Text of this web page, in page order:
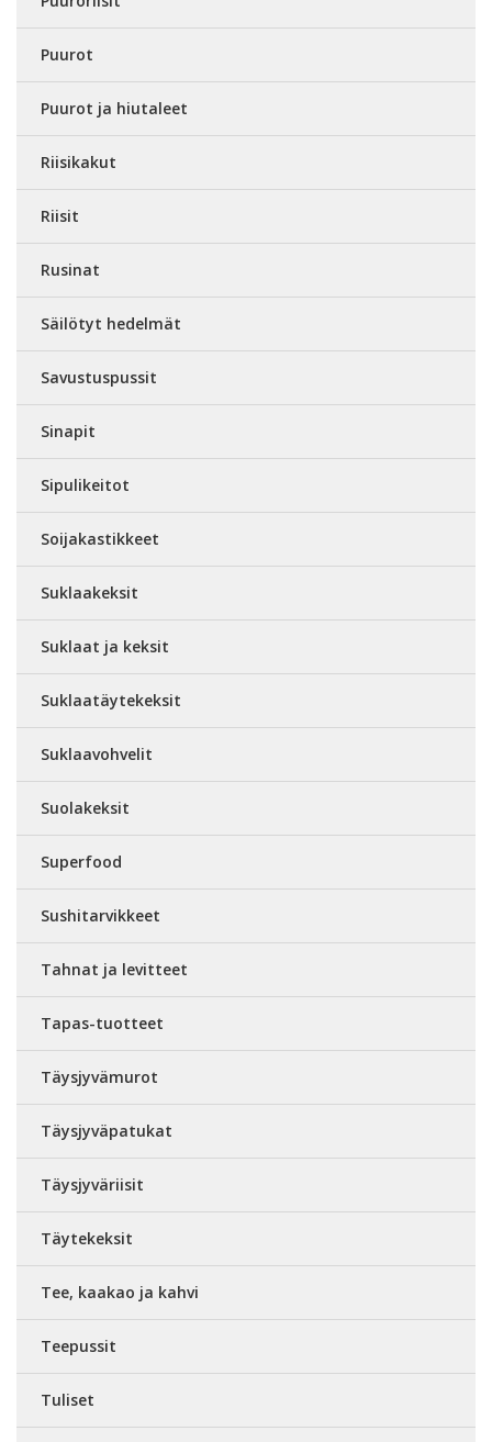
Puurot
Puurot ja hiutaleet
Riisikakut
Riisit
Rusinat
Säilötyt hedelmät
Savustuspussit
Sinapit
Sipulikeitot
Soijakastikkeet
Suklaakeksit
Suklaat ja keksit
Suklaatäytekeksit
Suklaavohvelit
Suolakeksit
Superfood
Sushitarvikkeet
Tahnat ja levitteet
Tapas-tuotteet
Täysjyvämurot
Täysjyväpatukat
Täysjyväriisit
Täytekeksit
Tee, kaakao ja kahvi
Teepussit
Tuliset